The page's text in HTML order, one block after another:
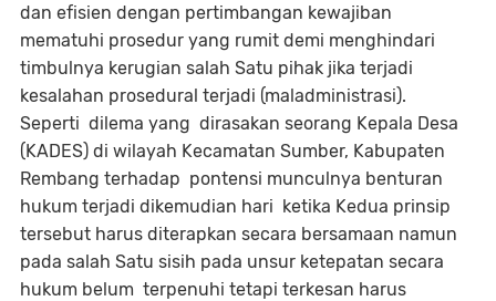
dan efisien dengan pertimbangan kewajiban
mematuhi prosedur yang rumit demi menghindari
timbulnya kerugian salah Satu pihak jika terjadi
kesalahan prosedural terjadi (maladministrasi).
Seperti dilema yang dirasakan seorang Kepala Desa
(KADES) di wilayah Kecamatan Sumber, Kabupaten
Rembang terhadap pontensi munculnya benturan
hukum terjadi dikemudian hari ketika Kedua prinsip
tersebut harus diterapkan secara bersamaan namun
pada salah Satu sisih pada unsur ketepatan secara
hukum belum terpenuhi tetapi terkesan harus